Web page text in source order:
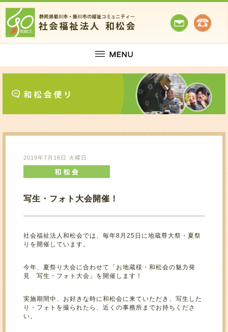
2019年7月16日 火曜日
写生・フォト大会開催！
社会福祉法人和松会では、毎年8月25日に地蔵尊大祭・夏祭
りを開催しています。
今年、夏祭り大会に合わせて「お地蔵様・和松会の魅力発
見 写生・フォト大会」を開催します！
実施期間中、お好きな時に和松会に来ていただき、写生した
り・フォトを撮られたら、近くの事務所までお持ちくださ
い。